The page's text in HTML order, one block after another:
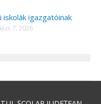
igazgatóinak
7, 2026